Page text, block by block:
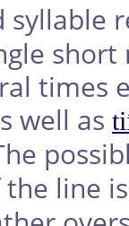
syllable
times
well as
line